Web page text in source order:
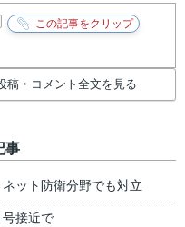
稿・コメント全文を見る
事
ット防衛分野でも対立
号接近で